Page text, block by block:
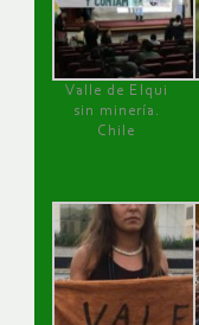
Valle de Elqui
sin minería.
Chile